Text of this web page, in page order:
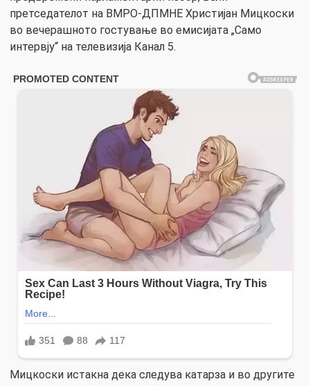
претседателот на ВМРО-ДПМНЕ Христијан Мицкоски
во вечерашното гостување во емисијата „Само
интервју“ на телевизија Канал 5.
Мицкоски истакна дека следува катарза и во другите